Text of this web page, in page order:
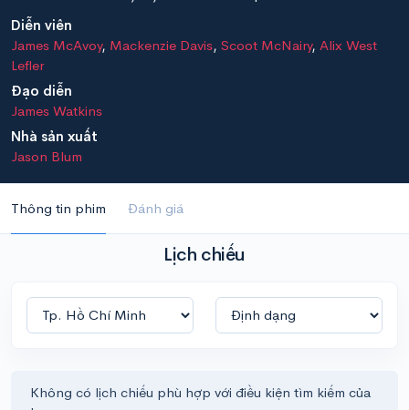
Diễn viên
James McAvoy, Mackenzie Davis, Scoot McNairy, Alix West
Lefler
Đạo diễn
James Watkins
Nhà sản xuất
Jason Blum
Thông tin phim Đánh giá
Lịch chiếu
Không có lịch chiếu phù hợp với điều kiện tìm kiếm của